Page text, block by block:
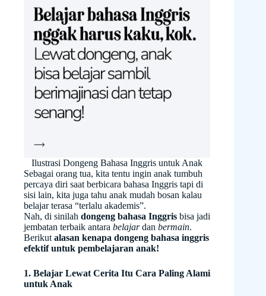
Ilustrasi Dongeng Bahasa Inggris untuk Anak
Sebagai orang tua, kita tentu ingin anak tumbuh
percaya diri saat berbicara bahasa Inggris tapi di
sisi lain, kita juga tahu anak mudah bosan kalau
belajar terasa “terlalu akademis”.
Nah, di sinilah dongeng bahasa Inggris bisa jadi
jembatan terbaik antara belajardan bermain.
Berikut alasan kenapa dongeng bahasa inggris
efektif untuk pembelajaran anak!
1. Belajar Lewat Cerita Itu Cara Paling Alami
untuk Anak